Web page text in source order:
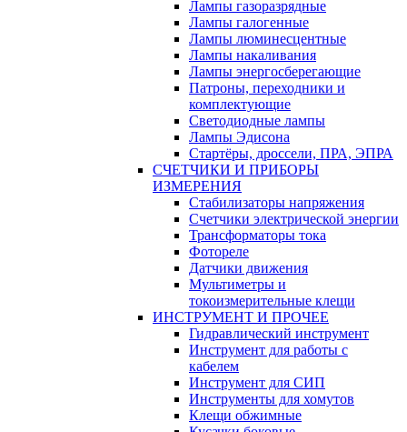
Лампы газоразрядные
Лампы галогенные
Лампы люминесцентные
Лампы накаливания
Лампы энергосберегающие
Патроны, переходники и
комплектующие
Светодиодные лампы
Лампы Эдисона
Стартёры, дроссели, ПРА, ЭПРА
СЧЕТЧИКИ И ПРИБОРЫ
ИЗМЕРЕНИЯ
Стабилизаторы напряжения
Счетчики электрической энергии
Трансформаторы тока
Фотореле
Датчики движения
Мультиметры и
токоизмерительные клещи
ИНСТРУМЕНТ И ПРОЧЕЕ
Гидравлический инструмент
Инструмент для работы с
кабелем
Инструмент для СИП
Инструменты для хомутов
Клещи обжимные